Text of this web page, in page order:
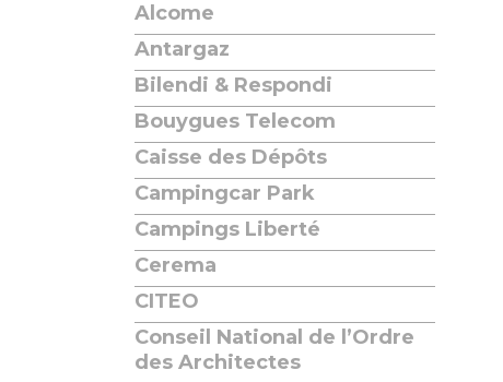
Alcome
Antargaz
Bilendi & Respondi
Bouygues Telecom
Caisse des Dépôts
Campingcar Park
Campings Liberté
Cerema
CITEO
Conseil National de l’Ordre
des Architectes